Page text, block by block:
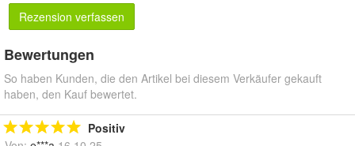
Rezension verfassen
Bewertungen
So haben Kunden, die den Artikel bei diesem Verkäufer gekauft
haben, den Kauf bewertet.
Positiv